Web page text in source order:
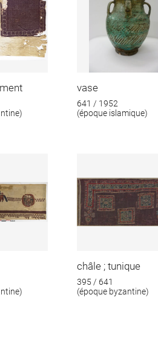
vase
641 / 1952
(époque islamique)
châle ; tunique
395 / 641
(époque byzantine)